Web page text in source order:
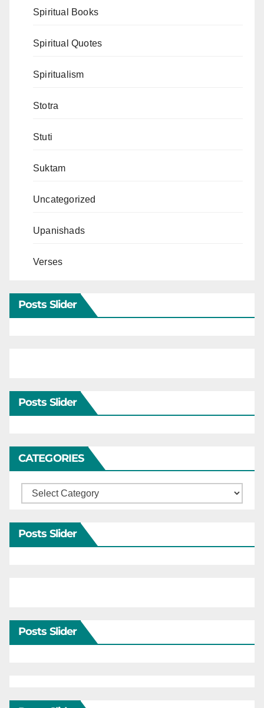
Spiritual Books
Spiritual Quotes
Spiritualism
Stotra
Stuti
Suktam
Uncategorized
Upanishads
Verses
Posts Slider
Posts Slider
CATEGORIES
Categories
Posts Slider
Posts Slider